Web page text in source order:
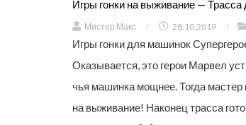
Игры гонки на выживание —
Мистер Макс / 28.10.2019 /
Игры гонки для машинок
Оказывается, это герои Марвел
чья машинка мощнее. Тогда
на выживание! Наконец трасса